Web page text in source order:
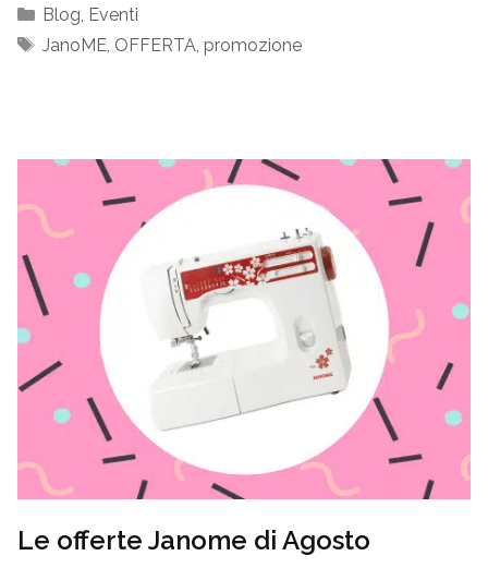
Categorie
Blog, Eventi
Tag
JanoME, OFFERTA, promozione
Le offerte Janome di Agosto